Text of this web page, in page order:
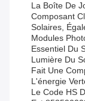
La Boîte De
Composant
Solaires,
Modules
Essentiel Du
Lumière Du
Fait Une
L'énergie
Le Code HS